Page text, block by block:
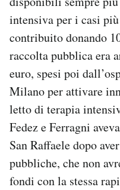
intensiva per i casi
contribuito donando
raccolta pubblica era
euro, spesi poi
Milano per attivare
letto di terapia
Fedez e Ferragni
San Raffaele dopo
pubbliche, che non
fondi con la stessa